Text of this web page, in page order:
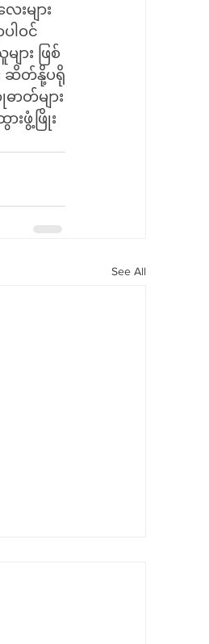
များ
ါဝင်
ား ဖြစ်
ဆိတ်နို့ပရို
တ်များ
းဖွံ့ဖြိုး
See All